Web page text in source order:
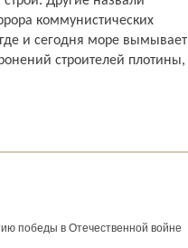
коммунистических
и сегодня море вымывает
строителей плотины,
победы в Отечественной войне